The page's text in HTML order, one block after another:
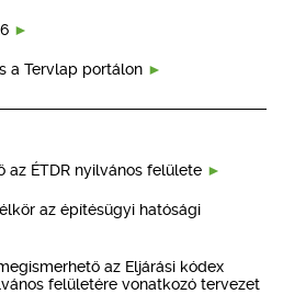
a Tervlap portálon
az ÉTDR nyilvános felülete
az építésügyi hatósági
az Eljárási kódex
felületére vonatkozó tervezet